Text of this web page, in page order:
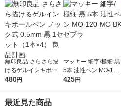
無印良品 さらさら描
けるゲルインキボール
ペン ノック式 0.5mm
480円
マッキー 細字/極細 黒
5本 油性ペン MO-120
-MC-BK ゼブラ
425円
最近見た商品